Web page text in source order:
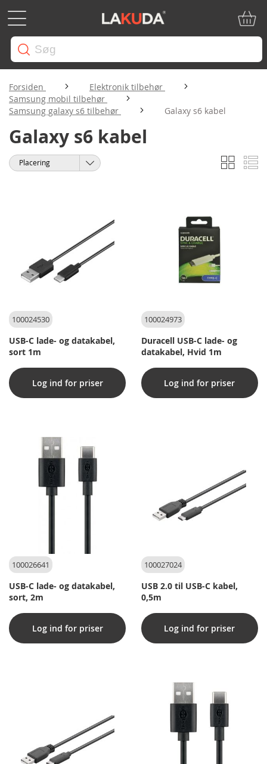
Forsiden
Elektronik tilbehør
Samsung mobil tilbehør
Samsung galaxy s6 tilbehør
Galaxy s6 kabel
Galaxy s6 kabel
Vis
som
Gitter
Sorter
100024530
USB-C lade- og datakabel,
sort 1m
Log ind for priser
100024973
Duracell USB-C lade- og
datakabel, Hvid 1m
Log ind for priser
100026641
USB-C lade- og datakabel,
sort, 2m
Log ind for priser
100027024
USB 2.0 til USB-C kabel,
0,5m
Log ind for priser